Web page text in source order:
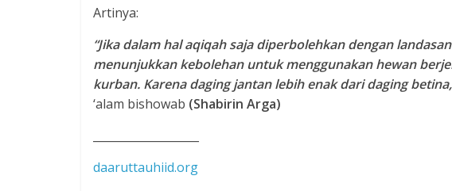
Artinya:
“Jika dalam hal aqiqah saja diperbolehkan dengan
menunjukkan kebolehan untuk menggunakan hewan
kurban. Karena daging jantan lebih enak dari daging
‘alam bishowab (Shabirin Arga)
daaruttauhiid.org